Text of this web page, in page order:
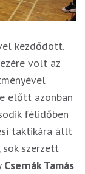
kezdődött.
volt az
előtt azonban
félidőben
taktikára állt
szerzett
Csernák Tamás